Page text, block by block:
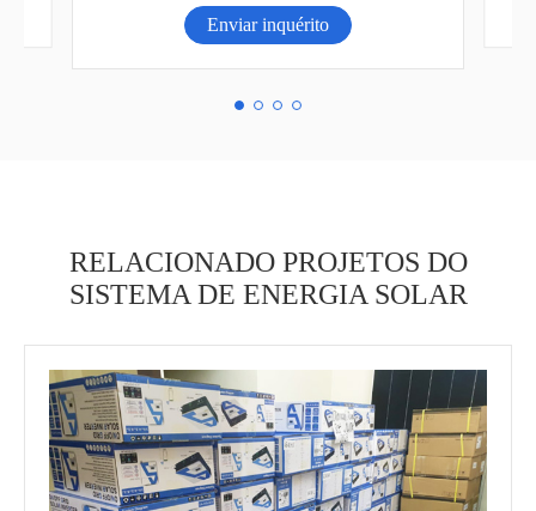
Enviar inquérito
RELACIONADO PROJETOS DO
SISTEMA DE ENERGIA SOLAR